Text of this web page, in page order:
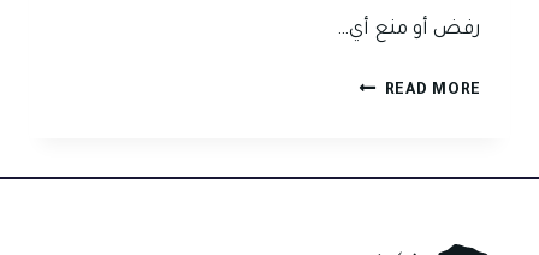
رفض أو منع أي…
READ MORE دائرة
كاتب